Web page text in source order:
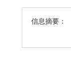
信息摘要：